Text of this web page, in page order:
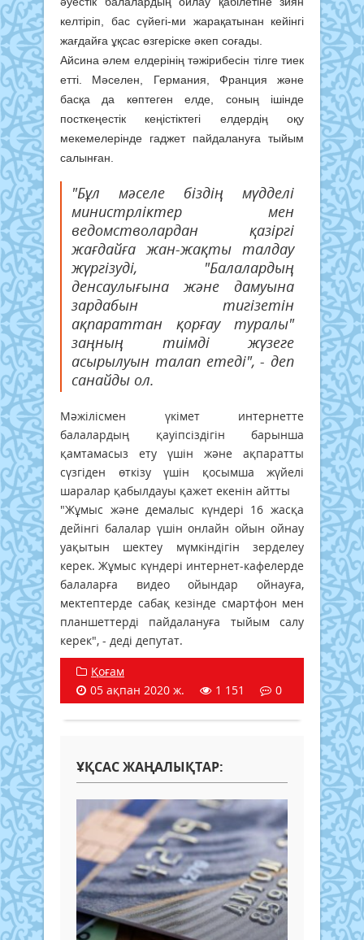
келтіріп, бас сүйегі-ми жарақатынан кейінгі
жағдайға ұқсас өзгеріске әкеп соғады.
Айсина әлем елдерінің тәжірибесін тілге тиек
етті. Мәселен, Германия, Франция және
басқа да көптеген елде, соның ішінде
посткеңестік кеңістіктегі елдердің оқу
мекемелерінде гаджет пайдалануға тыйым
салынған.
"Бұл мәселе біздің мүдделі
министрліктер мен
ведомстволардан қазіргі
жағдайға жан-жақты талдау
жүргізуді, "Балалардың
денсаулығына және дамуына
зардабын тигізетін
ақпараттан қорғау туралы"
заңның тиімді жүзеге
асырылуын талап етеді", - деп
санайды ол.
Мәжілісмен үкімет интернетте
балалардың қауіпсіздігін барынша
қамтамасыз ету үшін және ақпаратты
сүзгіден өткізу үшін қосымша жүйелі
шаралар қабылдауы қажет екенін айтты
"Жұмыс және демалыс күндері 16 жасқа
дейінгі балалар үшін онлайн ойын ойнау
уақытын шектеу мүмкіндігін зерделеу
керек. Жұмыс күндері интернет-кафелерде
балаларға видео ойындар ойнауға,
мектептерде сабақ кезінде смартфон мен
планшеттерді пайдалануға тыйым салу
керек", - деді депутат.
Қоғам
05 ақпан 2020 ж.
1 151 0
ҰҚСАС ЖАҢАЛЫҚТАР: